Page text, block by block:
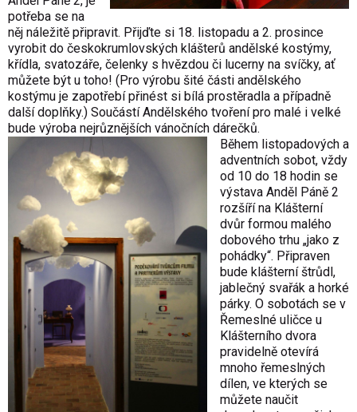
potřeba se na
něj náležitě připravit. Přijďte si 18. listopadu a 2. prosince
vyrobit do českokrumlovských klášterů andělské kostýmy,
křídla, svatozáře, čelenky s hvězdou či lucerny na svíčky, ať
můžete být u toho! (Pro výrobu šité části andělského
kostýmu je zapotřebí přinést si bílá prostěradla a případně
další doplňky.) Součástí Andělského tvoření pro malé i velké
bude výroba nejrůznějších vánočních dárečků.
Během listopadových a
adventních sobot, vždy
od 10 do 18 hodin se
výstava Anděl Páně 2
rozšíří na Klášterní
dvůr formou malého
dobového trhu „jako z
pohádky“. Připraven
bude klášterní štrůdl,
jablečný svařák a horké
párky. O sobotách se v
Řemeslné uličce u
Klášterního dvora
pravidelně otevírá
mnoho řemeslných
dílen, ve kterých se
můžete naučit